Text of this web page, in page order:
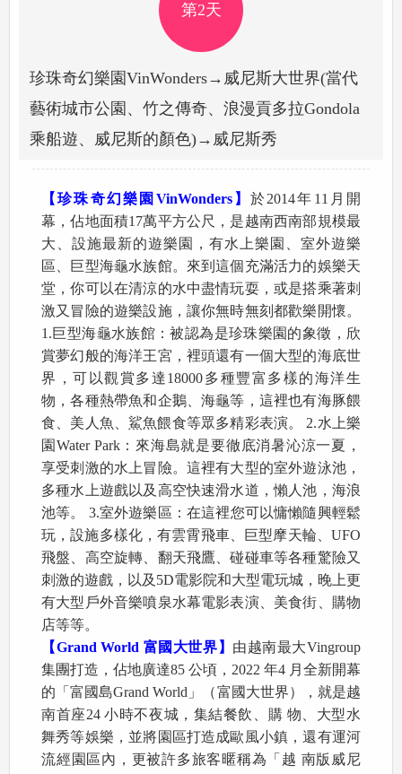
第2天
珍珠奇幻樂園VinWonders→威尼斯大世界(當代
藝術城市公園、竹之傳奇、浪漫貢多拉Gondola
乘船遊、威尼斯的顏色)→威尼斯秀
【珍珠奇幻樂園VinWonders】 於2014年11月開
幕，佔地面積17萬平方公尺，是越南西南部規模最
大、設施最新的遊樂園，有水上樂園、室外遊樂
區、巨型海龜水族館。來到這個充滿活力的娛樂天
堂，你可以在清涼的水中盡情玩耍，或是搭乘著刺
激又冒險的遊樂設施，讓你無時無刻都歡樂開懷。
1.巨型海龜水族館：被認為是珍珠樂園的象徵，欣
賞夢幻般的海洋王宮，裡頭還有一個大型的海底世
界，可以觀賞多達18000多種豐富多樣的海洋生
物，各種熱帶魚和企鵝、海龜等，這裡也有海豚餵
食、美人魚、鯊魚餵食等眾多精彩表演。 2.水上樂
園Water Park：來海島就是要徹底消暑沁涼一夏，
享受刺激的水上冒險。這裡有大型的室外遊泳池，
多種水上遊戲以及高空快速滑水道，懶人池，海浪
池等。 3.室外遊樂區：在這裡您可以慵懶隨興輕鬆
玩，設施多樣化，有雲霄飛車、巨型摩天輪、UFO
飛盤、高空旋轉、翻天飛鷹、碰碰車等各種驚險又
刺激的遊戲，以及5D電影院和大型電玩城，晚上更
有大型戶外音樂噴泉水幕電影表演、美食街、購物
店等等。​
【Grand World 富國大世界】 由越南最大Vingroup
集團打造，佔地廣達85 公頃，2022 年4 月全新開幕
的「富國島Grand World」（富國大世界），就是越
南首座24 小時不夜城，集結餐飲、購 物、大型水
舞秀等娛樂，並將園區打造成歐風小鎮，還有運河
流經園區內，更被許多旅客暱稱為「越 南版威尼